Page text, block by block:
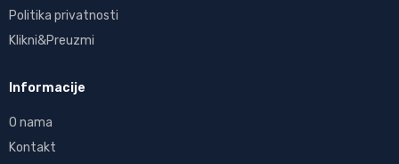
Politika privatnosti
Klikni&Preuzmi
Informacije
O nama
Kontakt